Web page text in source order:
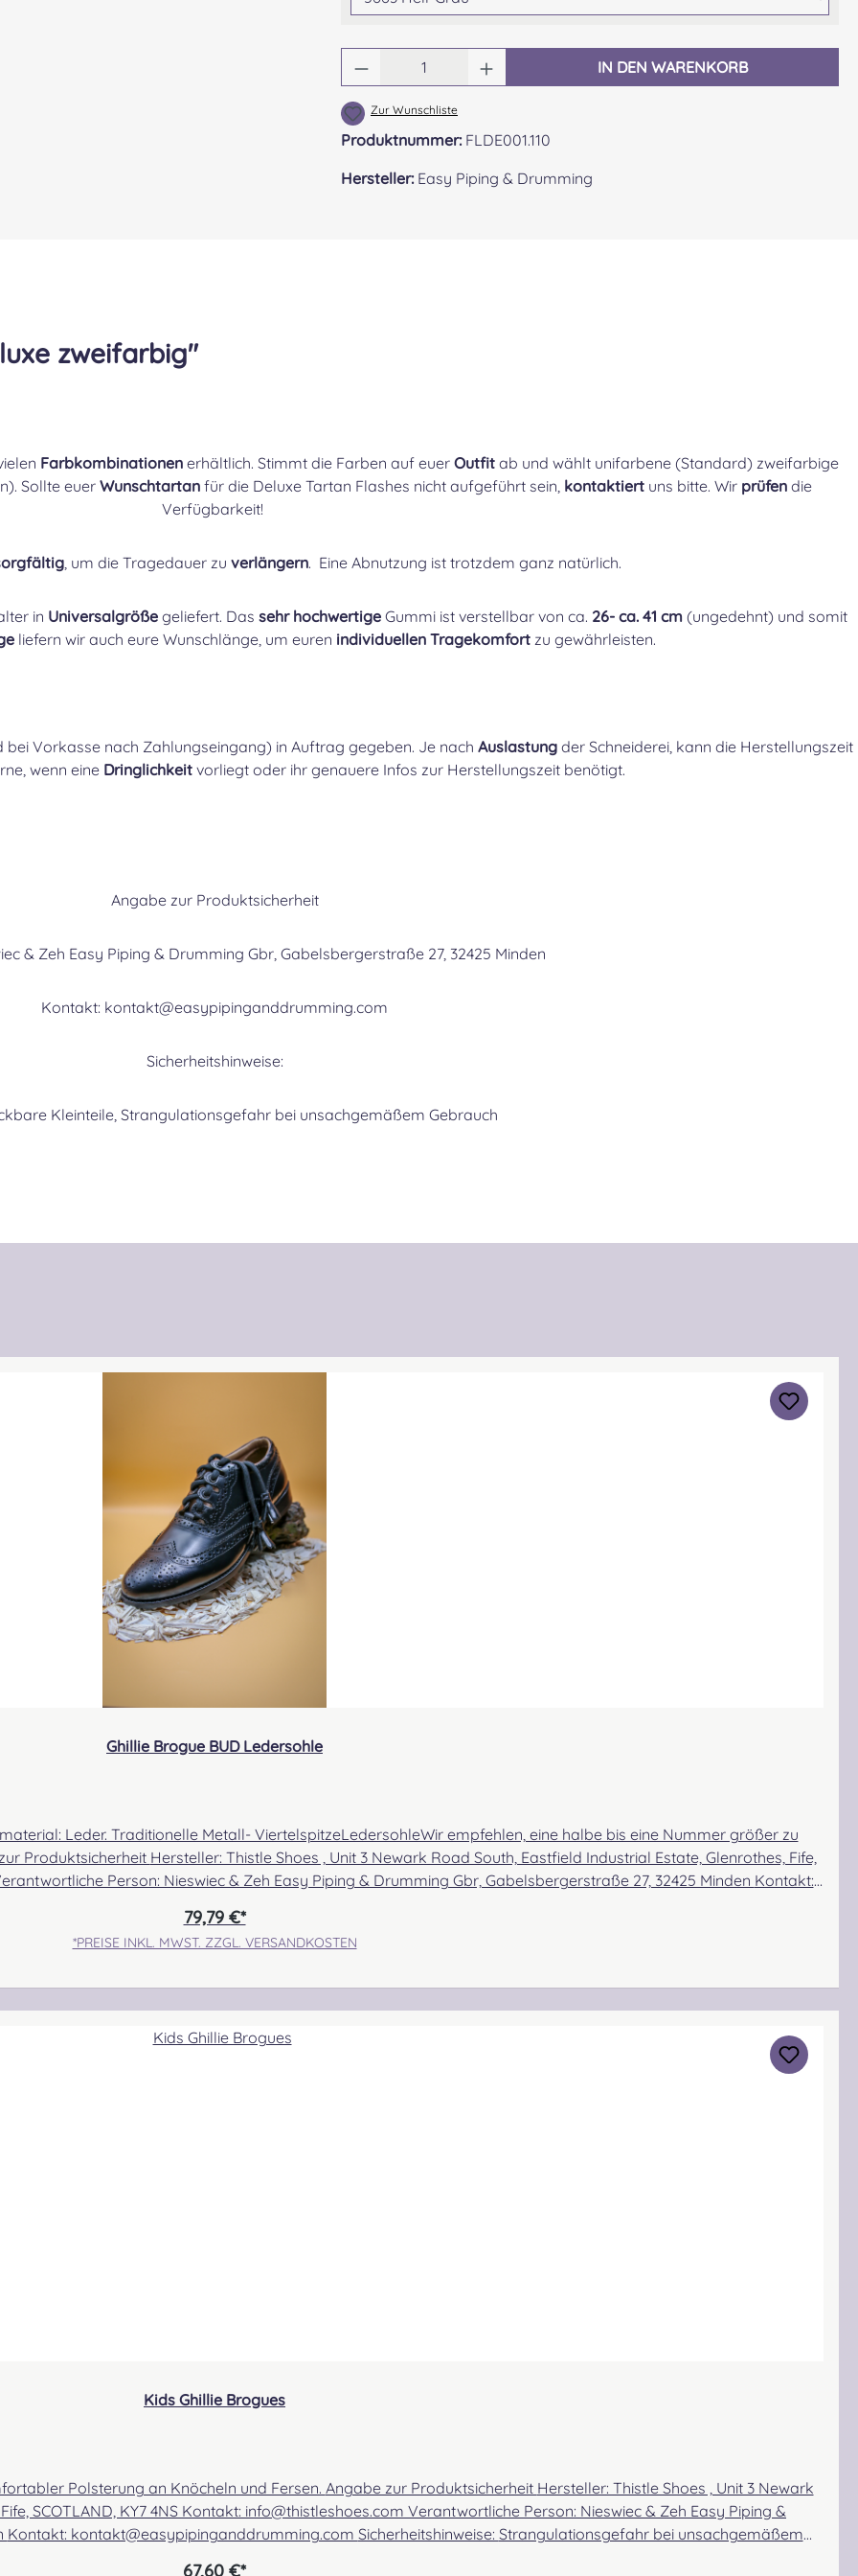
Produkt Anzahl: Gib den gewünschten Wert
IN DEN WARENKORB
Zur Wunschliste
Produktnummer: FLDE001.110
Hersteller: Easy Piping & Drumming
zweifarbig"
Farbkombinationen erhältlich. Stimmt die Farben auf euer Outfit ab und wählt unifarbene (Standard) zweifarbige
Sollte euer Wunschtartan für die Deluxe Tartan Flashes nicht aufgeführt sein, kontaktiert uns bitte. Wir prüfen die
Verfügbarkeit!
, um die Tragedauer zu verlängern. Eine Abnutzung ist trotzdem ganz natürlich.
in Universalgröße geliefert. Das sehr hochwertige Gummi ist verstellbar von ca. 26- ca. 41 cm (ungedehnt) und somit
liefern wir auch eure Wunschlänge, um euren individuellen Tragekomfort zu gewährleisten.
Vorkasse nach Zahlungseingang) in Auftrag gegeben. Je nach Auslastungder Schneiderei, kann die Herstellungszeit
wenn eine Dringlichkeitvorliegt oder ihr genauere Infos zur Herstellungszeit benötigt.
Angabe zur Produktsicherheit
& Zeh Easy Piping & Drumming Gbr, Gabelsbergerstraße 27, 32425 Minden
Kontakt: kontakt@easypipinganddrumming.com
Sicherheitshinweise:
Kleinteile, Strangulationsgefahr bei unsachgemäßem Gebrauch
Ghillie Brogue BUD Ledersohle
Leder. Traditionelle Metall- ViertelspitzeLedersohleWir empfehlen, eine halbe bis eine Nummer größer zu
79,79 €*
*PREISE INKL. MWST. ZZGL. VERSANDKOSTEN
Kids Ghillie Brogues
Angabe zur Produktsicherheit Hersteller: Thistle Shoes , Unit 3 Newark
Person: Nieswiec & Zeh Easy Piping &
67,60 €*